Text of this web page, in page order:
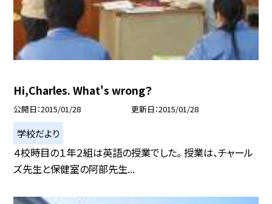
Hi,Charles. What's wrong？
公開日 2015/01/28 更新日 2015/01/28
学校だより
４校時目の１年２組は英語の授業でした。 授業は、チャール
ズ先生と保健室の阿部先生...